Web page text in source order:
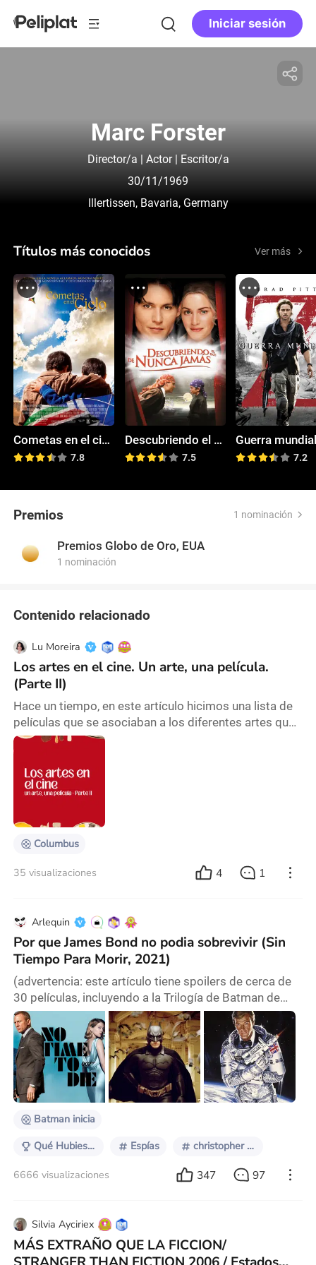
Iniciar sesión
Marc Forster
Director/a | Actor | Escritor/a
30/11/1969
Illertissen, Bavaria, Germany
Títulos más conocidos Ver más
Cometas en el cielo
7.8
Descubriendo el país de Nunca Jamás
7.5
Guerra
7.2
Premios 1 nominación
Premios Globo de Oro, EUA
1 nominación
Contenido relacionado
Lu Moreira
Los artes en el cine. Un arte, una película.
(Parte II)
Hace un tiempo, en este artículo hicimos una lista de
películas que se asociaban a los diferentes artes que
existen. Quisimos hacer una segunda parte, así que
aquí va. Un arte, una película, Parte II. El cine tiene una
capacidad muy diferente a los otros artes. Es uno que
incluye a los otros para existir. Y que, por valerse de la
percepciones y mira
Columbus
35 visualizaciones 4 1
Arlequin
Por que James Bond no podia sobrevivir (Sin
Tiempo Para Morir, 2021)
(advertencia: este artículo tiene spoilers de cerca de
30 películas, incluyendo a la Trilogía de Batman de
Christopher Nolan y toda la saga de filmes de James
Bond. Es necesario para demostrar el punto central
del análisis) En Batman Inicia (2005), Christopher
Nolan se decidió a contar los orígenes del Caballero
de la Noche, lo cual no era una novedad para el cine de
superhéroes pero sí para los f
Batman inicia
Qué Hubiese Pasado Si el Personaje No Moría… Espías christopher nolan
6666 visualizaciones 347 97
Silvia Ayciriex
MÁS EXTRAÑO QUE LA FICCION/